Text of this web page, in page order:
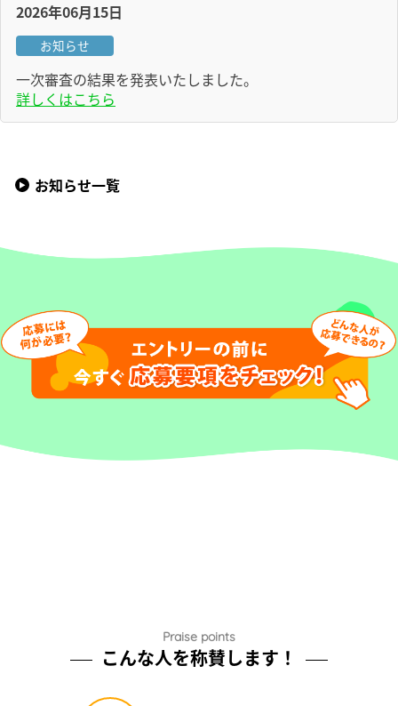
2026年06月15日
お知らせ
一次審査の結果を発表いたしました。
詳しくはこちら
お知らせ一覧
Praise points
こんな人を称賛します！